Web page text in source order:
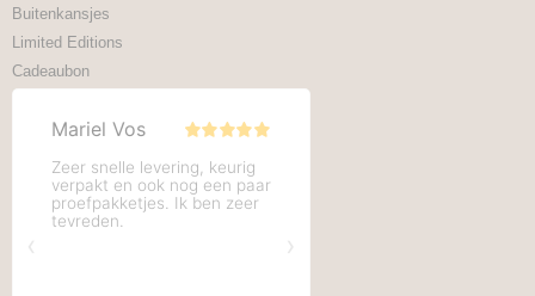
Buitenkansjes
Limited Editions
Cadeaubon